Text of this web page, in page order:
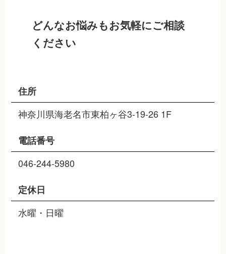
どんなお悩みもお気軽にご相談
ください
住所
神奈川県海老名市東柏ヶ谷3-19-26 1F
電話番号
046-244-5980
定休日
水曜・日曜